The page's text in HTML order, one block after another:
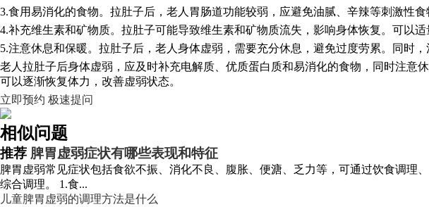
3.食用易消化的食物。拉肚子后，老人胃肠道功能较弱，应避免油腻、辛辣等刺激性
4.补充维生素和矿物质。拉肚子可能导致维生素和矿物质流失，影响身体恢复。可以
5.注意休息和保暖。拉肚子后，老人身体虚弱，需要充分休息，避免过度劳累。同时
老人拉肚子后身体虚弱，应及时补充电解质、优质蛋白质和易消化的食物，同时注意
可以逐渐恢复体力，改善虚弱状态。
立即预约 极速提问
相似问题
推荐 脾胃虚弱症状有哪些表现和特征
脾胃虚弱常见症状包括食欲不振、消化不良、腹胀、便溏、乏力等，可通过饮食调
综合调理。 1.食...
儿童脾胃虚弱的调理方法是什么